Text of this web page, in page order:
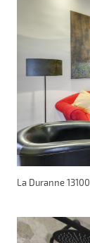
La Duranne 13100